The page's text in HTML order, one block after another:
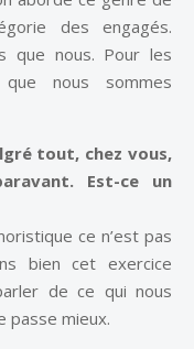
des engagés.
que nous. Pour les
nous sommes
tout, chez vous,
Est-ce un
ce n’est pas
bien cet exercice
de ce qui nous
passe mieux.